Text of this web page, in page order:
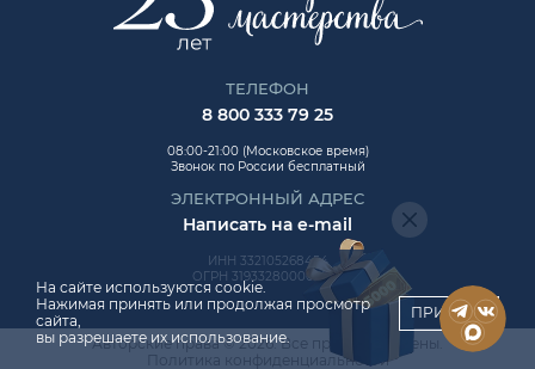
ТЕЛЕФОН
8 800 333 79 25
08:00-21:00 (Московское время)
Звонок по России бесплатный
ЭЛЕКТРОННЫЙ АДРЕС
Написать на e-mail
ИНН 332105268454
ОГРН 319332800006992
Авторские права © 2026. Все права защищены.
Политика конфиденциальности
На сайте используются cookie.
Нажимая принять или продолжая просмотр
сайта,
вы разрешаете их использование.
ПРИНЯТЬ
ChatApp